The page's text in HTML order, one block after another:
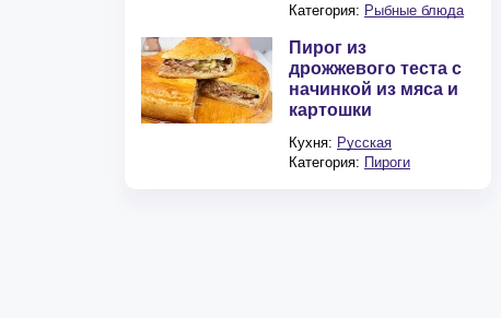
Категория: Рыбные блюда
Пирог из
дрожжевого теста с
начинкой из мяса и
картошки
Кухня: Русская
Категория: Пироги